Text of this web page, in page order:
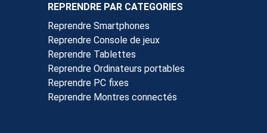
REPRENDRE PAR CATEGORIES
Reprendre Smartphones
Reprendre Console de jeux
Reprendre Tablettes
Reprendre Ordinateurs portables
Reprendre PC fixes
Reprendre Montres connectés